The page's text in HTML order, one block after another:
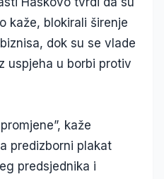
kaže, blokirali širenje
dok su se vlade
uspjeha u borbi protiv
kaže
predizborni plakat
predsjednika i